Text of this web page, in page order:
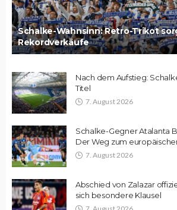
Schalke-Wahnsinn: Retro-Trikot
Rekordverkäufe
Nach dem Aufstieg:
Titel
7. August 2026
Schalke-Gegner Atalanta
Der Weg zum
7. August 2026
Abschied von Zalazar
sich besondere Klausel